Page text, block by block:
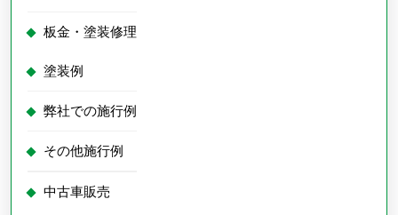
板金・塗装修理
塗装例
弊社での施行例
その他施行例
中古車販売